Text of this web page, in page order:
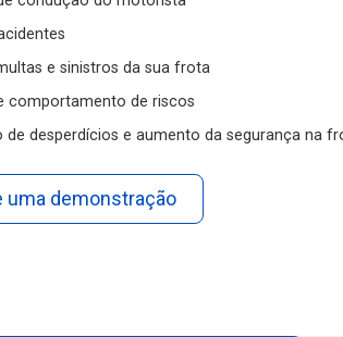
e sinistros da sua frota
comportamento de riscos
de desperdícios e aumento da segurança na
uma demonstração